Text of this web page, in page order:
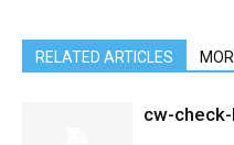
RELATED ARTICLES
cw-